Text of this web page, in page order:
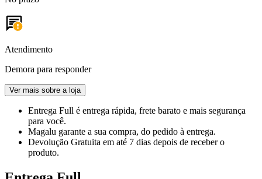
Atendimento
Demora para responder
Ver mais sobre a loja
Entrega Full é entrega rápida, frete barato e mais segurança
para você.
Magalu garante a sua compra, do pedido à entrega.
Devolução Gratuita em até 7 dias depois de receber o
produto.